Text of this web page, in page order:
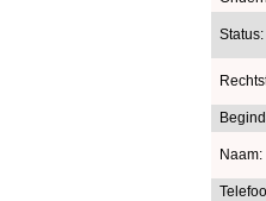
Status:
Naam: